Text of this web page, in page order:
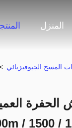
المنزل
المسح الجيوفيزيائي